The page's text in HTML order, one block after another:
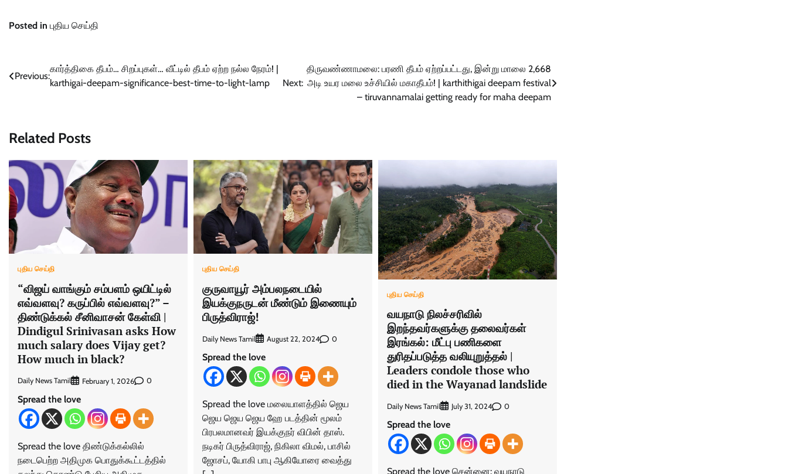
Posted in புதிய செய்தி
Post
navigation
Previous:
கார்த்திகை தீபம்… சிறப்புகள்… வீட்டில் தீபம் ஏற்ற நல்ல நேரம்! |
karthigai-deepam-significance-best-time-to-light-lamp
Next:
திருவண்ணாமலை: பரணி தீபம் ஏற்றப்பட்டது, இன்று மாலை 2,668
அடி உயர மலை உச்சியில் மகாதீபம்! | karthithigai deepam festival
– tiruvannamalai getting ready for maha deepam
Related Posts
புதிய செய்தி
“விஜய் வாங்கும் சம்பளம் ஒயிட்டில்
எவ்வளவு? கருப்பில் எவ்வளவு?” –
திண்டுக்கல் சீனிவாசன் கேள்வி |
Dindigul Srinivasan asks How
much salary does Vijay get?
How much in black?
Daily News Tamil February 1, 2026 0
Spread the love
Spread the love திண்டுக்கல்லில்
நடைபெற்ற அதிமுக பொதுக்கூட்டத்தில்
புதிய செய்தி
குருவாயூர் அம்பலநடையில்
இயக்குநருடன் மீண்டும் இணையும்
பிருத்விராஜ்!
Daily News Tamil August 22, 2024 0
Spread the love
Spread the love மலையாளத்தில் ஜெய
ஜெய ஜெய ஜெய ஹே படத்தின் மூலம்
பிரபலமானவர் இயக்குநர் விபின் தாஸ்.
நடிகர் பிருத்விராஜ், நிகிலா விமல், பாசில்
ஜோசப், யோகி பாபு ஆகியோரை வைத்து
புதிய செய்தி
வயநாடு நிலச்சரிவில்
இறந்தவர்களுக்கு தலைவர்கள்
இரங்கல்: மீட்பு பணிகளை
துரிதப்படுத்த வலியுறுத்தல் |
Leaders condole those who
died in the Wayanad landslide
Daily News Tamil July 31, 2024 0
Spread the love
Spread the love சென்னை: வயநாடு